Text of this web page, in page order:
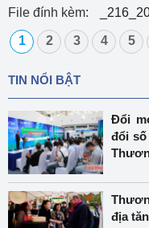
File đính kèm:
1 2 3 4 5
TIN NỔI BẬT
Đổi
đổi
địa